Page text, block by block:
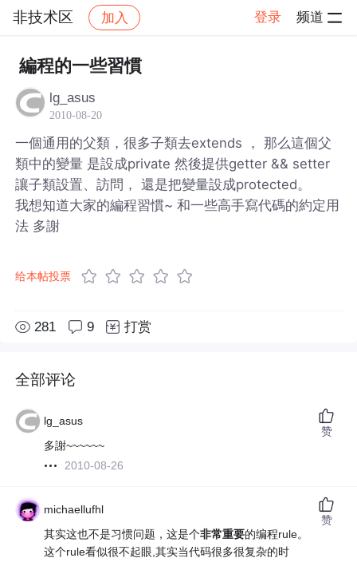
非技术区 加入 登录 频道
社区 非技术区
編程的一些習慣
lg_asus
2010-08-20
一個通用的父類，很多子類去extends ， 那么這個父
類中的變量 是設成private 然後提供getter && setter
讓子類設置、訪問， 還是把變量設成protected。
我想知道大家的編程習慣~ 和一些高手寫代碼的約定用
法 多謝
给本帖投票
281 9 打赏
全部评论
lg_asus
多謝~~~~~~
2010-08-26
赞
michaellufhl
其实这也不是习惯问题，这是个非常重要的编程rule。
这个rule看似很不起眼,其实当代码很多很复杂的时
赞